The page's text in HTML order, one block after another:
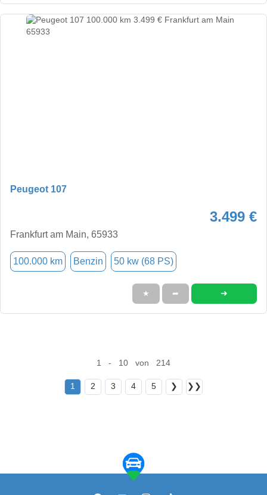
Peugeot 107
3.499 €
Frankfurt am Main, 65933
100.000 km Benzin 50 kw (68 PS)
★ ➦ ➜
1 - 10 von 214
1 2 3 4 5 ❯ ❯❯